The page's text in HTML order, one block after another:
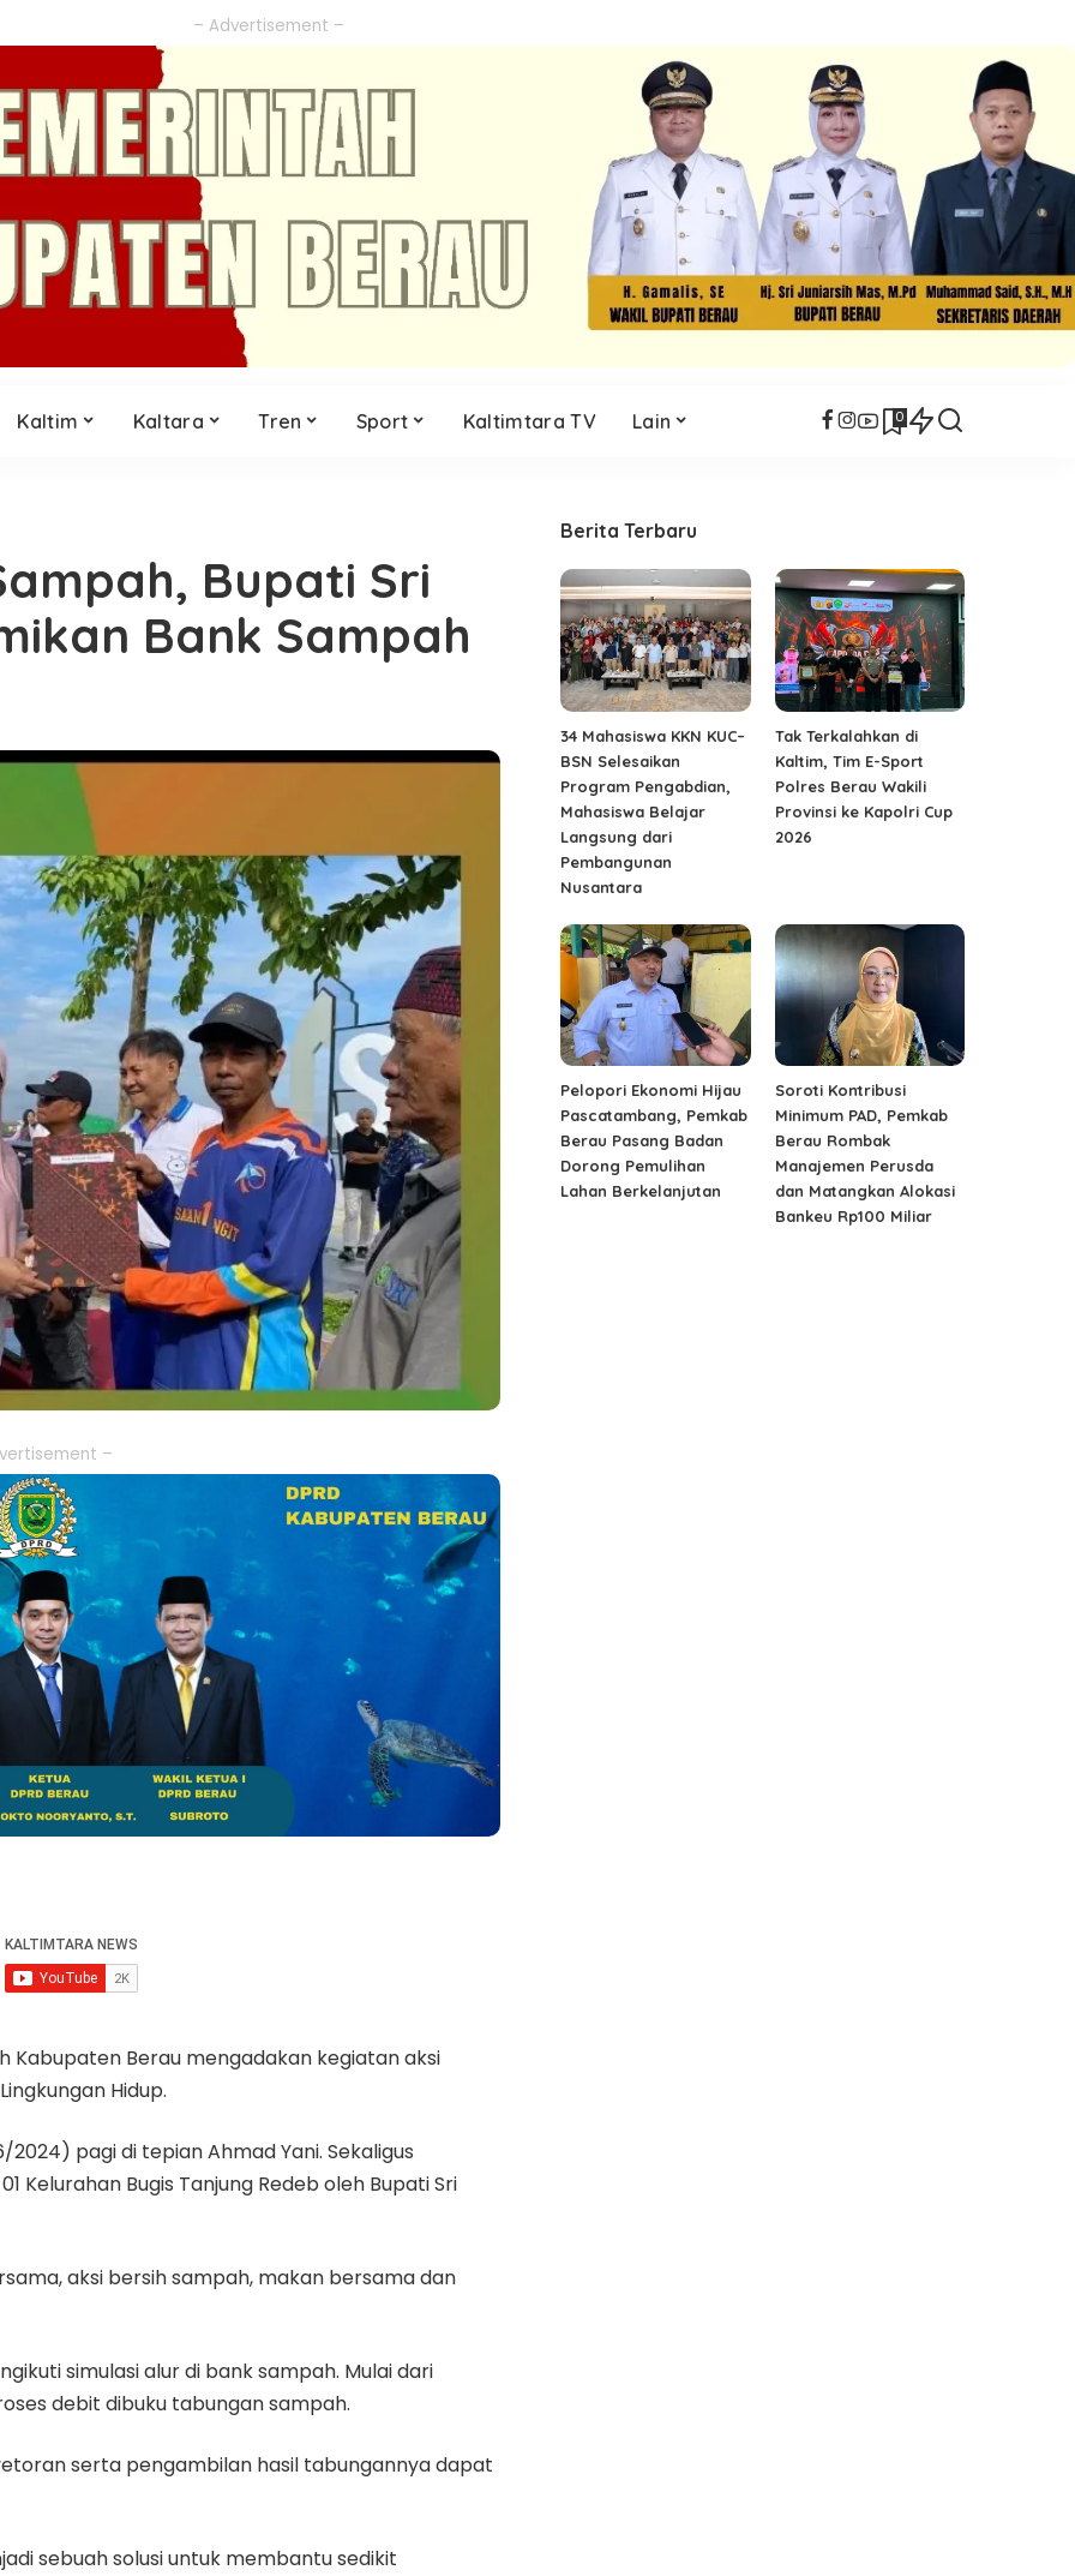
– Advertisement –
Kaltim Kaltara Tren Sport Kaltimtara TV Lain 0
Bupati Sri
Bank Sampah
–
Kabupaten Berau mengadakan kegiatan aksi
Hidup.
pagi di tepian Ahmad Yani. Sekaligus
Kelurahan Bugis Tanjung Redeb oleh Bupati Sri
aksi bersih sampah, makan bersama dan
simulasi alur di bank sampah. Mulai dari
debit dibuku tabungan sampah.
serta pengambilan hasil tabungannya dapat
sebuah solusi untuk membantu sedikit
Berita Terbaru
34 Mahasiswa KKN KUC–
BSN Selesaikan
Program Pengabdian,
Mahasiswa Belajar
Langsung dari
Pembangunan
Nusantara
Tak Terkalahkan di
Kaltim, Tim E-Sport
Polres Berau Wakili
Provinsi ke Kapolri Cup
2026
Pelopori Ekonomi Hijau
Pascatambang, Pemkab
Berau Pasang Badan
Dorong Pemulihan
Lahan Berkelanjutan
Soroti Kontribusi
Minimum PAD, Pemkab
Berau Rombak
Manajemen Perusda
dan Matangkan Alokasi
Bankeu Rp100 Miliar